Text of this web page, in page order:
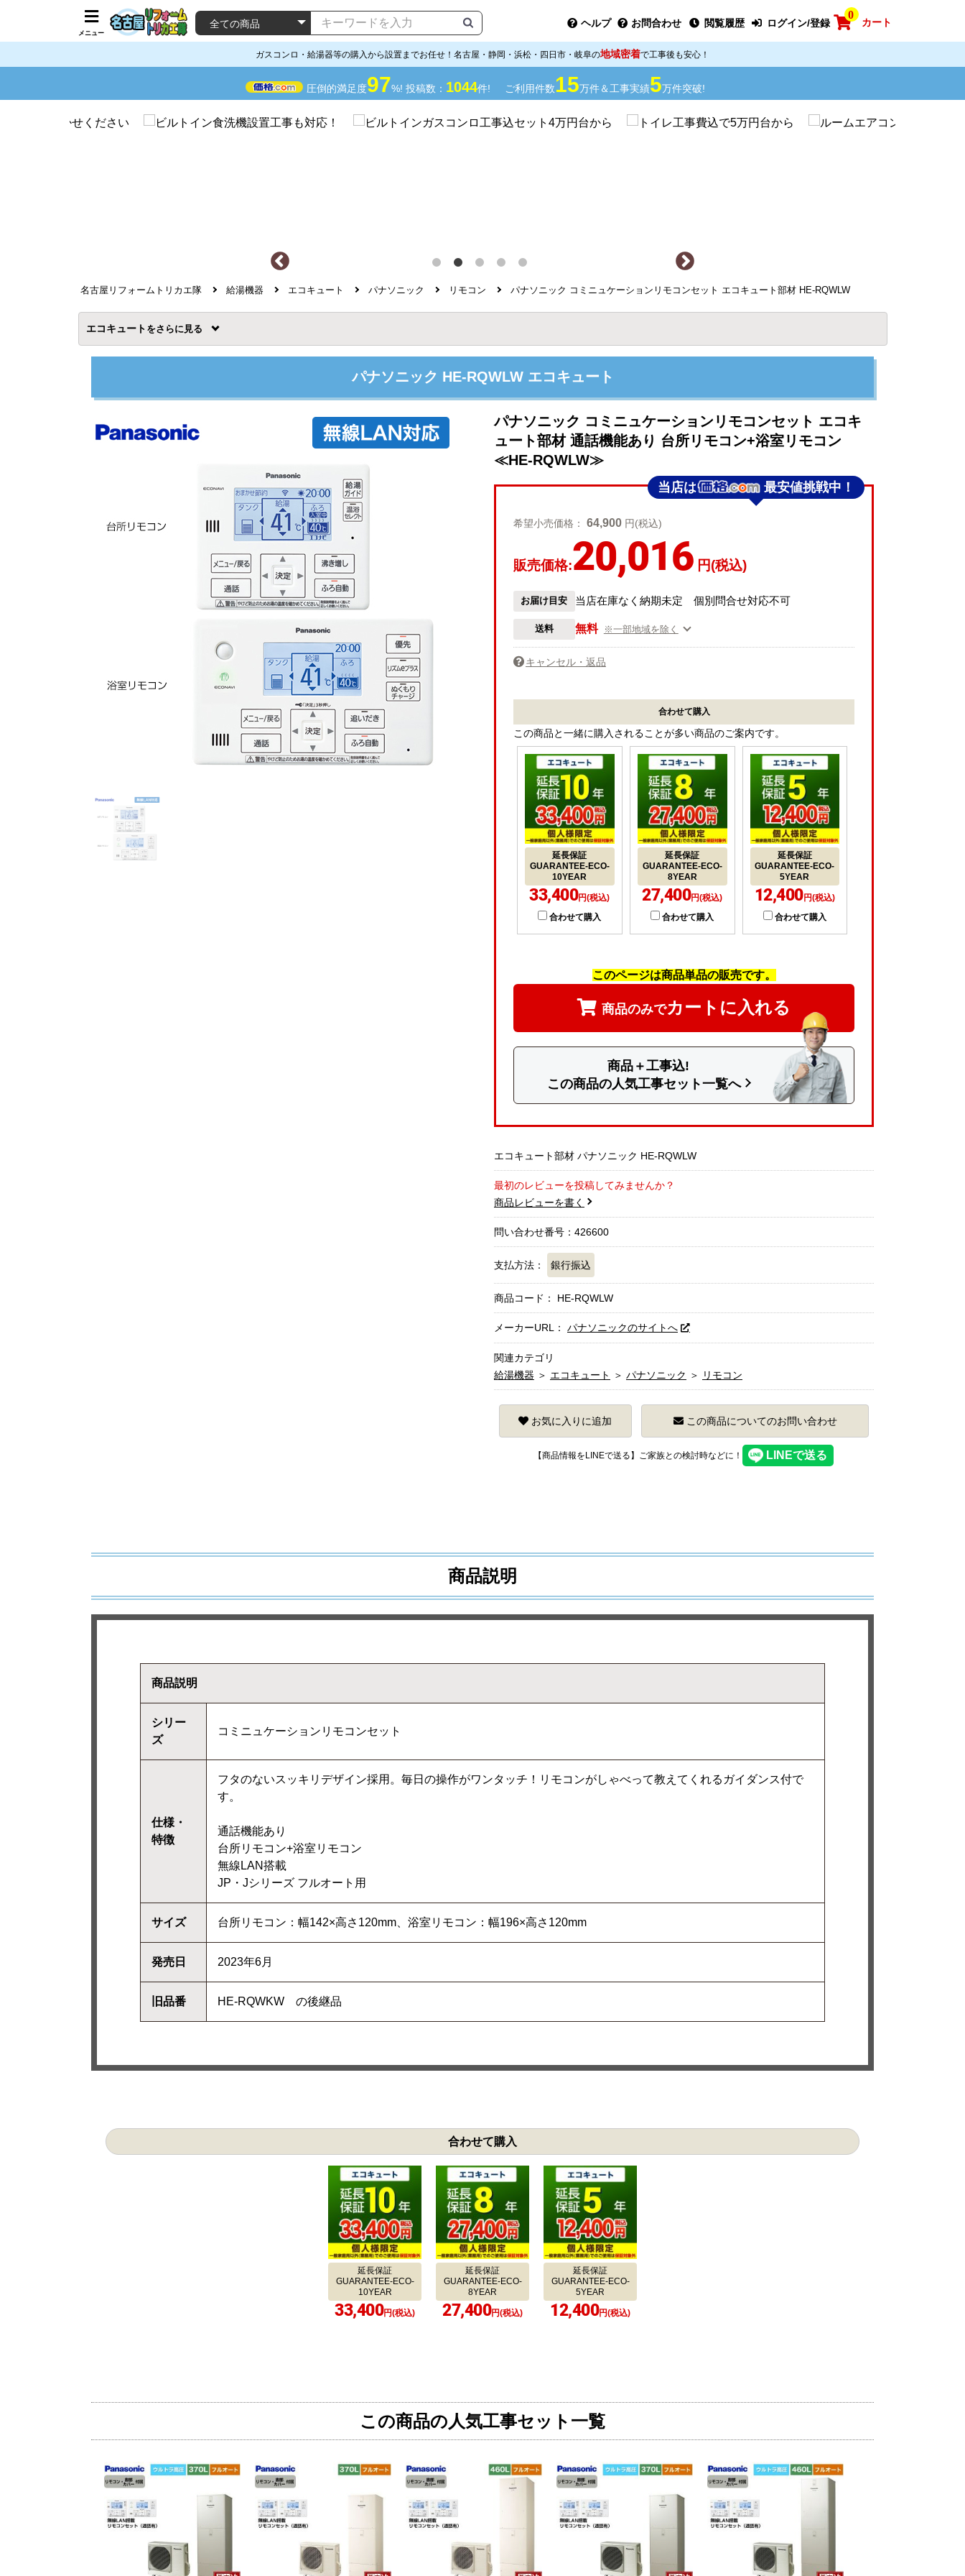
メニュー
ヘルプ お問合わせ 閲覧履歴 ログイン/登録
0
カート
ガスコンロ・給湯器等の購入から設置までお任せ！名古屋・静岡・浜松・四日市・岐阜の地域密着で工事後も安心！
圧倒的満足度97%! 投稿数： 1044件! ご利用件数15万件＆工事実績5万件突破!
名古屋リフォームトリカエ隊 給湯機器 エコキュート パナソニック リモコン パナソニック コミニュケーションリモコンセット エコキュート部材 HE-RQWLW
エコキュート を
パナソニック HE-RQWLW エコキュート
パナソニック コミニュケーションリモコンセット エコキ
ュート部材 通話機能あり 台所リモコン+浴室リモコン
≪HE-RQWLW≫
当店は 最安値挑戦中！
希望小売価格： 64,900 円(税込)
販売価格:20,016 円(税込)
お届け目安 当店在庫なく納期未定 個別問合せ対応不可
送料 無料 ※一部地域を除く
キャンセル・返品
合わせて購入
この商品と一緒に購入されることが多い商品のご案内です。
延長保証
GUARANTEE-ECO-
10YEAR
33,400円(税込)
合わせて購入
延長保証
GUARANTEE-ECO-
8YEAR
27,400円(税込)
合わせて購入
延長保証
GUARANTEE-ECO-
5YEAR
12,400円(税込)
合わせて購入
このページは商品単品の販売です。
商品のみでカートに入れる
商品＋工事込!
この商品の人気工事セット一覧へ
エコキュート部材 パナソニック HE-RQWLW
最初のレビューを投稿してみませんか？
商品レビューを書く
問い合わせ番号：426600
支払方法： 銀行振込
商品コード： HE-RQWLW
メーカーURL： パナソニックのサイトへ
関連カテゴリ
給湯機器 ＞ エコキュート ＞ パナソニック ＞ リモコン
お気に入りに追加 この商品についてのお問い合わせ
【商品情報をLINEで送る】ご家族との検討時などに！
商品説明
商品説明
シリー
ズ
コミニュケーションリモコンセット
仕様・
特徴
フタのないスッキリデザイン採用。毎日の操作がワンタッチ！リモコンがしゃべって教えてくれるガイダンス付で
す。
通話機能あり
台所リモコン+浴室リモコン
無線LAN搭載
JP・Jシリーズ フルオート用
サイズ 台所リモコン：幅142×高さ120mm、浴室リモコン：幅196×高さ120mm
発売日 2023年6月
旧品番 HE-RQWKW の後継品
合わせて購入
延長保証
GUARANTEE-ECO-
10YEAR
33,400円(税込)
延長保証
GUARANTEE-ECO-
8YEAR
27,400円(税込)
延長保証
GUARANTEE-ECO-
5YEAR
12,400円(税込)
この商品の人気工事セット一覧